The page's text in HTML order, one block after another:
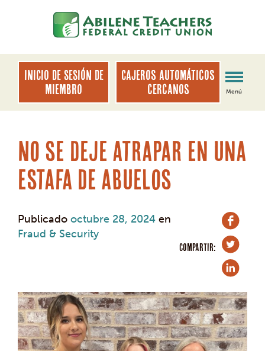
de
sesión
web
INICIO DE SESIÓN DE
MIEMBRO
Cajeros automáticos
cercanos
Menú
No se deje atrapar en una
estafa de abuelos
Publicado octubre 28, 2024 en
Fraud & Security
COMPARTIR: